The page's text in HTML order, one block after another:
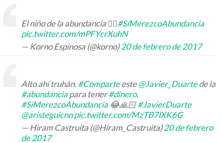
El niño de la abundancia 👇🏼#SíMerezcoAbundancia
pic.twitter.com/mPFYcrXuhN
— Korno Espinosa (@korno)20 de febrero de 2017
Alto ahí truhán. #Comparteeste@Javier_Duartede la
#abundancia para tener#dinero.
#SiMerezcoAbundancia 😂🙏🏻#JavierDuarte
@aristeguicnn pic.twitter.com/MzTB7lXK6G
— Hiram Castruita (@Hiram_Castruita)20 de febrero
de 2017